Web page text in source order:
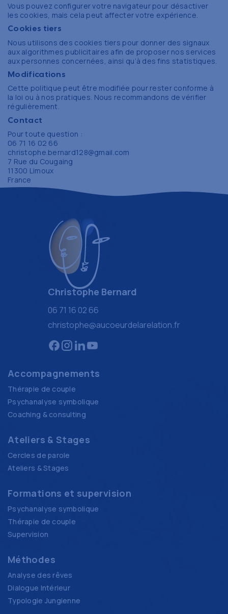
Vous pouvez configurer votre navigateur pour désactiver
les cookies, mais cela peut affecter votre expérience.
Cookies tiers
Nous utilisons des cookies tiers pour donner des signaux
aux algorithmes publicitaires afin de proposer nos services
aux personnes concernées, ainsi qu’à des fins statistiques.
Modifications
Cette politique peut être modifiée pour rester conforme à
la loi ou à nos pratiques. Nous recommandons de vérifier
régulièrement.
Contact
Pour toute question :
06 71 16 02 66
christophe.bernard128@gmail.com
7 Rue du Cougaing
11300 Limoux
France
Christophe Bernard
06 71 16 02 66
christophe@aucoeurdelarelation.fr
Accompagnements
Thérapie de couple
Psychanalyse symbolique
Coaching & consulting
Ateliers & Stages
Cercles de parole
Ateliers & Stages
Formations et supervision
Psychanalyse symbolique
Thérapie de couple
Supervision
Méthodes
Analyse des rêves
Dialogue Intérieur
Typologie Jungienne